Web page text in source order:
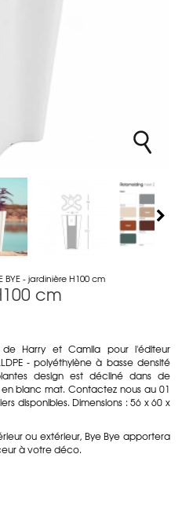
BYE - jardinière H100 cm
cm
Harry et Camila pour l'éditeur
- polyéthylène à basse densité
design est décliné dans de
blanc mat. Contactez nous au 01
disponibles. Dimensions : 56 x 60 x
ou extérieur, Bye Bye apportera
à votre déco.